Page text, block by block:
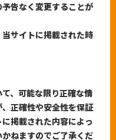
告なく変更することが
サイトに掲載された時
、可能な限り正確な情
正確性や安全性を保証
掲載された内容によっ
ねますのでご了承くだ